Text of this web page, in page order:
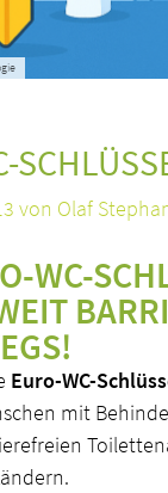
von Olaf
WC-
Euro-WC-
mit